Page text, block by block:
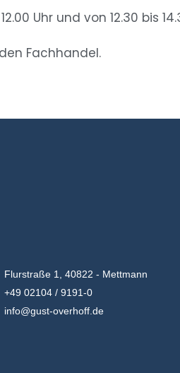
Uhr und von 12.30 bis
Fachhandel.
Flurstraße 1, 40822 - Mettmann
+49 02104 / 9191-0
info@gust-overhoff.de